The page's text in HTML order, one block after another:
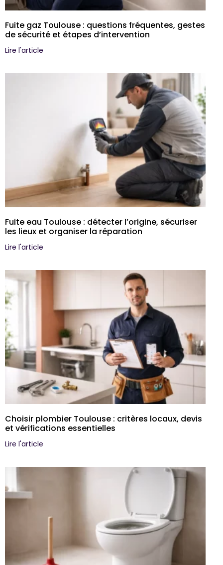
Fuite gaz Toulouse : questions fréquentes, gestes
de sécurité et étapes d’intervention
Lire l'article
Fuite eau Toulouse : détecter l’origine, sécuriser
les lieux et organiser la réparation
Lire l'article
Choisir plombier Toulouse : critères locaux, devis
et vérifications essentielles
Lire l'article